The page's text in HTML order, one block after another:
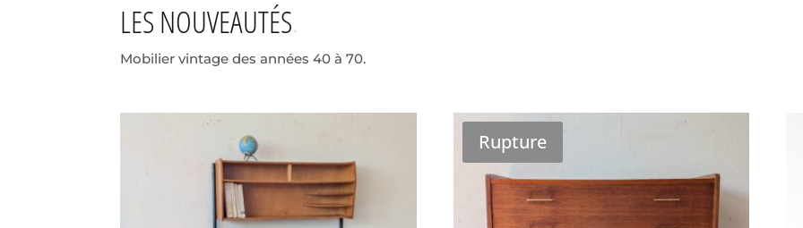
LES NOUVEAUTÉS
Mobilier vintage des années 40 à 70.
Rupture